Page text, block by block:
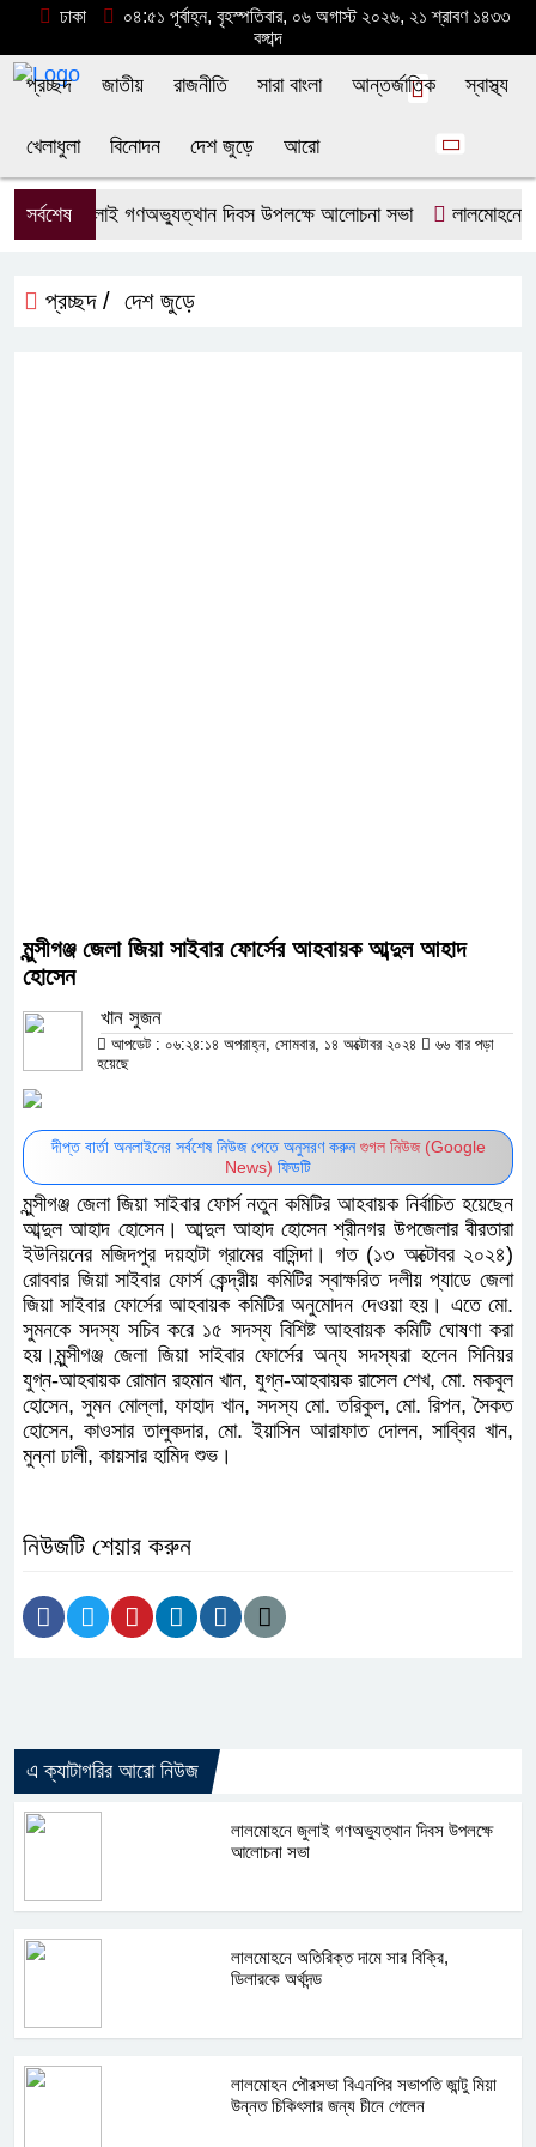
ঢাকা
০৪:৫১ পূর্বাহ্ন, বৃহস্পতিবার, ০৬ অগাস্ট ২০২৬, ২১ শ্রাবণ ১৪৩৩
বঙ্গাব্দ
প্রচ্ছদ জাতীয় রাজনীতি সারা বাংলা আন্তর্জাতিক স্বাস্থ্য
খেলাধুলা বিনোদন দেশ জুড়ে আরো
সর্বশেষজুলাই গণঅভ্যুত্থান দিবস উপলক্ষে আলোচনা সভা লালমোহনে
প্রচ্ছদ / দেশ জুড়ে
মুন্সীগঞ্জ জেলা জিয়া সাইবার ফোর্সের আহবায়ক আব্দুল আহাদ
হোসেন
খান সুজন
আপডেট : ০৬:২৪:১৪ অপরাহ্ন, সোমবার, ১৪ অক্টোবর ২০২৪
৬৬ বার পড়া
হয়েছে
দীপ্ত বার্তা অনলাইনের সর্বশেষ নিউজ পেতে অনুসরণ করুনগুগল নিউজ (Google
News) ফিডটি
মুন্সীগঞ্জ জেলা জিয়া সাইবার ফোর্স নতুন কমিটির আহবায়ক নির্বাচিত হয়েছেন
আব্দুল আহাদ হোসেন। আব্দুল আহাদ হোসেন শ্রীনগর উপজেলার বীরতারা
ইউনিয়নের মজিদপুর দয়হাটা গ্রামের বাসিন্দা। গত (১৩ অক্টোবর ২০২৪)
রোববার জিয়া সাইবার ফোর্স কেন্দ্রীয় কমিটির স্বাক্ষরিত দলীয় প্যাডে জেলা
জিয়া সাইবার ফোর্সের আহবায়ক কমিটির অনুমোদন দেওয়া হয়। এতে মো.
সুমনকে সদস্য সচিব করে ১৫ সদস্য বিশিষ্ট আহবায়ক কমিটি ঘোষণা করা
হয়।মুন্সীগঞ্জ জেলা জিয়া সাইবার ফোর্সের অন্য সদস্যরা হলেন সিনিয়র
যুগ্ন-আহবায়ক রোমান রহমান খান, যুগ্ন-আহবায়ক রাসেল শেখ, মো. মকবুল
হোসেন, সুমন মোল্লা, ফাহাদ খান, সদস্য মো. তরিকুল, মো. রিপন, সৈকত
হোসেন, কাওসার তালুকদার, মো. ইয়াসিন আরাফাত দোলন, সাব্বির খান,
মুন্না ঢালী, কায়সার হামিদ শুভ।
নিউজটি শেয়ার করুন
এ ক্যাটাগরির আরো নিউজ
লালমোহনে জুলাই গণঅভ্যুত্থান দিবস উপলক্ষে
আলোচনা সভা
লালমোহনে অতিরিক্ত দামে সার বিক্রি,
ডিলারকে অর্থদন্ড
লালমোহন পৌরসভা বিএনপির সভাপতি জান্টু মিয়া
উন্নত চিকিৎসার জন্য চীনে গেলেন